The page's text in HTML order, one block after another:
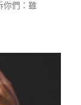
你們：雖